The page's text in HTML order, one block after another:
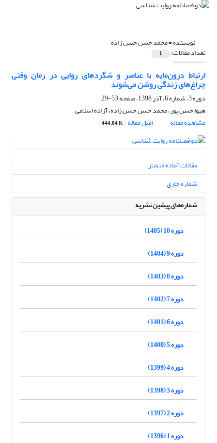
نویسنده =محمد حسن حسن زاده
تعداد مقالات: 1
ارتباط درون‌مایه با عناصر و شگردهای روایی در رمان وقتی
چراغ‌های زندگی روشن می‌شوند
دوره 3، شماره 6، آذر 1398، صفحه
53-29
هیوا حسن پور، محمد حسن حسن زاده، آزاده اسلامی
مشاهده مقاله
اصل مقاله 444.84 K
مقالات آماده انتشار
شماره جاری
شماره‌های پیشین نشریه
دوره 10 (1405)
دوره 9 (1404)
دوره 8 (1403)
دوره 7 (1402)
دوره 6 (1401)
دوره 5 (1400)
دوره 4 (1399)
دوره 3 (1398)
دوره 2 (1397)
دوره 1 (1396)